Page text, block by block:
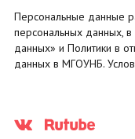
Персональные данные
персональных данных,
данных» и Политики в
данных в МГОУНБ.